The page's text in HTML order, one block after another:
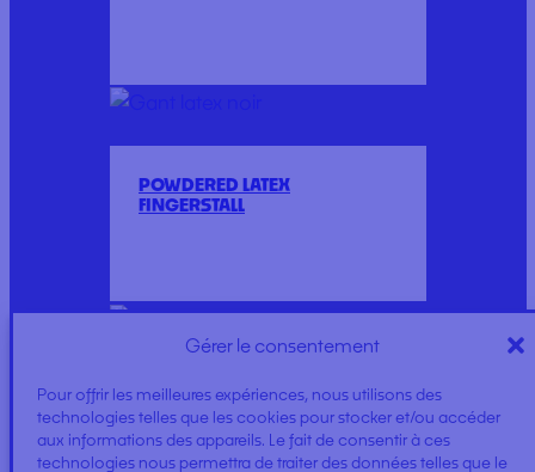
Gérer le consentement
Pour offrir les meilleures expériences, nous utilisons des
technologies telles que les cookies pour stocker et/ou accéder
aux informations des appareils. Le fait de consentir à ces
technologies nous permettra de traiter des données telles que le
POWDERED LATEX
FINGERSTALL
COLOR COVERSHOES